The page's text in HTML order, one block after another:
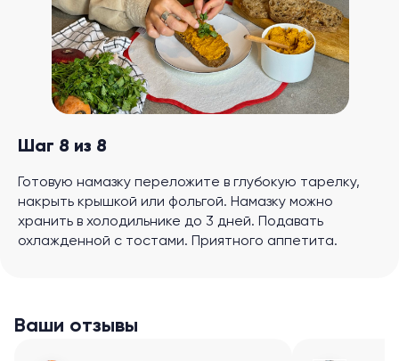
Шаг 8 из 8
Готовую намазку переложите в глубокую тарелку,
накрыть крышкой или фольгой. Намазку можно
хранить в холодильнике до 3 дней. Подавать
охлажденной с тостами. Приятного аппетита.
Ваши отзывы